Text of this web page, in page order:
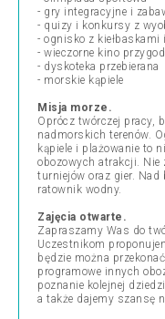
- gry integracyjne i
- quizy i konkursy z
- ognisko z kiełbaskami
- wieczorne kino
- dyskoteka przebierana
- morskie kąpiele
Misja morze.
Oprócz twórczej pracy,
nadmorskich terenów.
kąpiele i plażowanie to
obozowych atrakcji. Nie
turniejów oraz gier. Nad
ratownik wodny.
Zajęcia otwarte.
Zapraszamy Was do
Uczestnikom
będzie można
programowe innych
poznanie kolejnej
a także dajemy szansę